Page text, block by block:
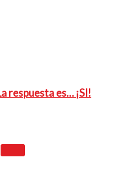
respuesta es… ¡SI!